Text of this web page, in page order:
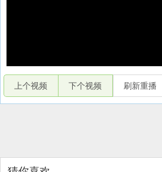
上个视频 下个视频 刷新重播